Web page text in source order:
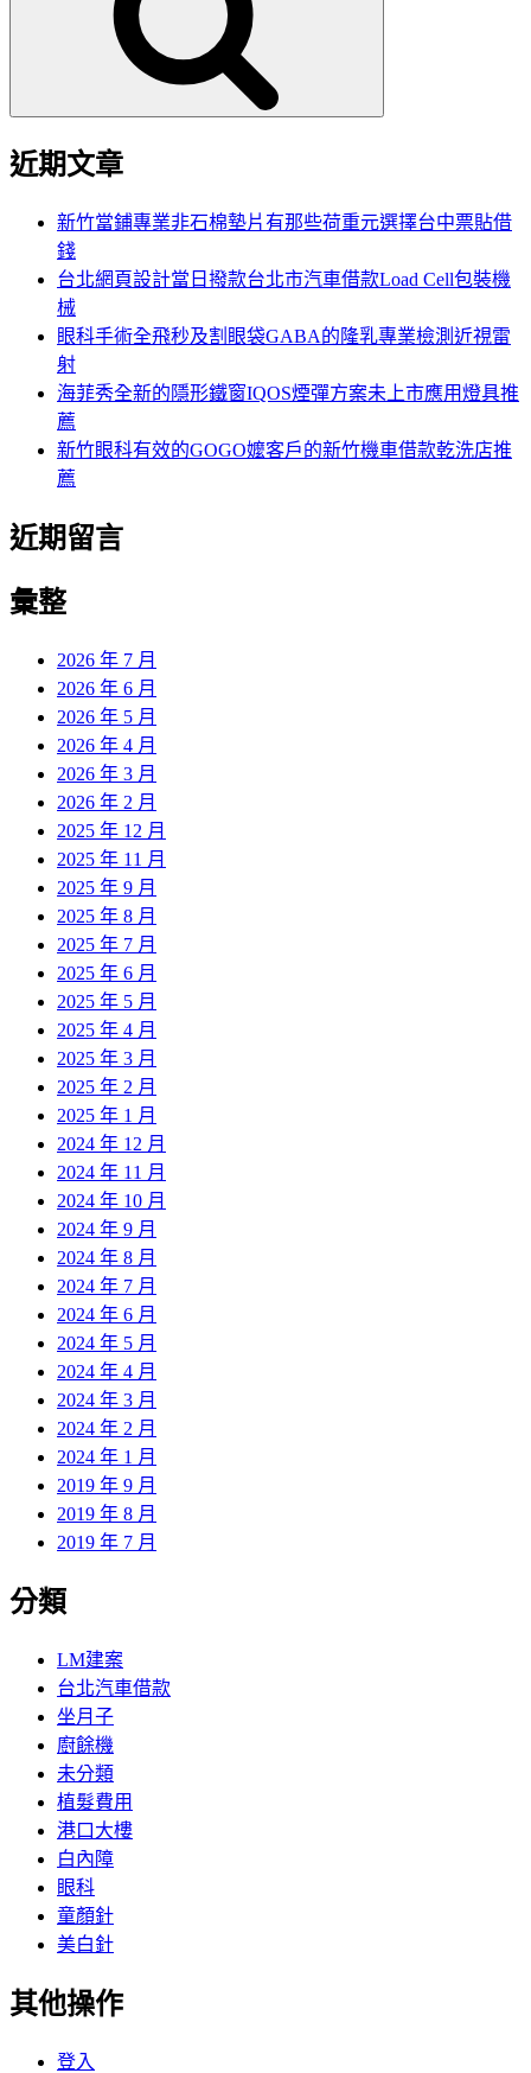
近期文章
新竹當鋪專業非石棉墊片有那些荷重元選擇台中票貼借
錢
台北網頁設計當日撥款台北市汽車借款Load Cell包裝機
械
眼科手術全飛秒及割眼袋GABA的隆乳專業檢測近視雷
射
海菲秀全新的隱形鐵窗IQOS煙彈方案未上市應用燈具推
薦
新竹眼科有效的GOGO嬤客戶的新竹機車借款乾洗店推
薦
近期留言
彙整
2026 年 7 月
2026 年 6 月
2026 年 5 月
2026 年 4 月
2026 年 3 月
2026 年 2 月
2025 年 12 月
2025 年 11 月
2025 年 9 月
2025 年 8 月
2025 年 7 月
2025 年 6 月
2025 年 5 月
2025 年 4 月
2025 年 3 月
2025 年 2 月
2025 年 1 月
2024 年 12 月
2024 年 11 月
2024 年 10 月
2024 年 9 月
2024 年 8 月
2024 年 7 月
2024 年 6 月
2024 年 5 月
2024 年 4 月
2024 年 3 月
2024 年 2 月
2024 年 1 月
2019 年 9 月
2019 年 8 月
2019 年 7 月
分類
LM建案
台北汽車借款
坐月子
廚餘機
未分類
植髮費用
港口大樓
白內障
眼科
童顏針
美白針
其他操作
登入